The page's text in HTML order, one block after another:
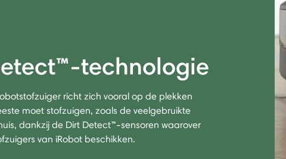
technologie
richt zich vooral op de plekken
moet stofzuigen, zoals de veelgebruikte
dankzij de Dirt Detect™-sensoren waarover
van iRobot beschikken.